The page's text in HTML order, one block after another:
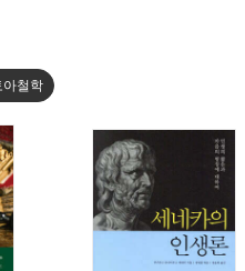
아철학